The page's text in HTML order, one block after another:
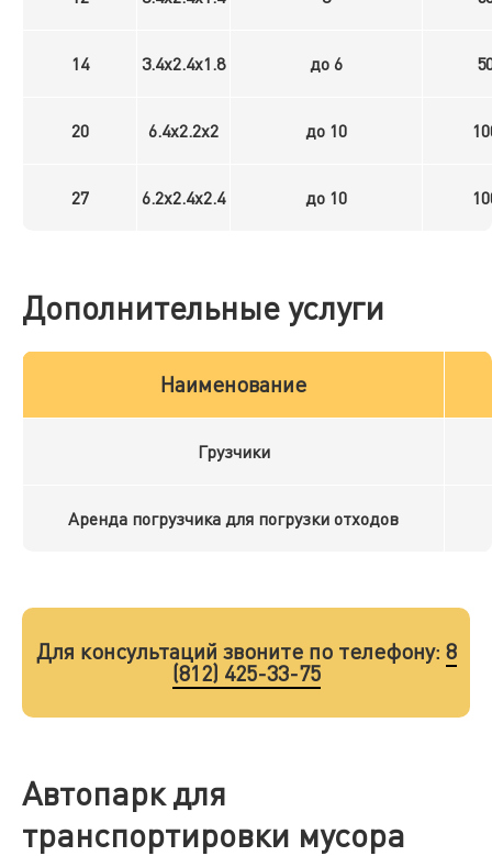
14 3.4x2.4x1.8 до 6
20 6.4x2.2x2 до 10
27 6.2x2.4x2.4 до 10
Дополнительные услуги
Наименование
Грузчики
Аренда погрузчика для погрузки отходов
Для консультаций звоните по телефону: 8
(812) 425-33-75
Автопарк для
транспортировки мусора